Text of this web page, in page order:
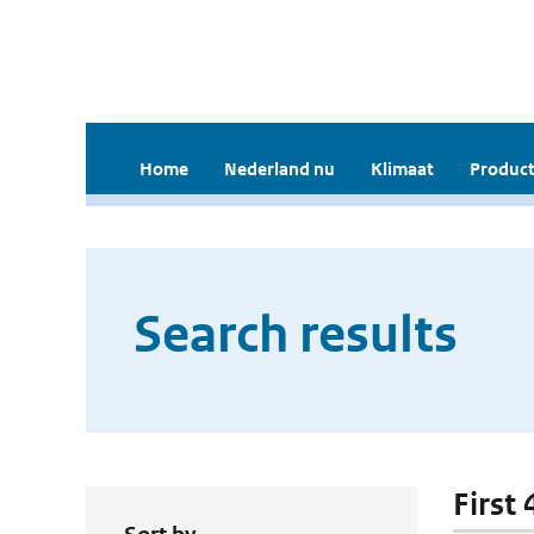
Home Nederland nu Klimaat
Search results
First